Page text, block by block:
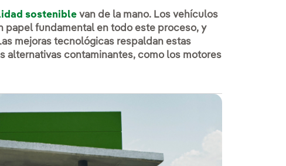
sostenible van de la mano. Los vehículos
fundamental en todo este proceso, y
mejoras tecnológicas respaldan estas
alternativas contaminantes, como los motores